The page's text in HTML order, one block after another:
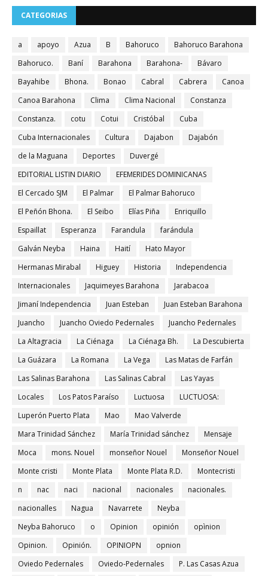
CATEGORIAS
a apoyo Azua B Bahoruco
Bahoruco Barahona
Bahoruco.
Baní Barahona Barahona-
Bávaro
Bayahibe
Bhona. Bonao Cabral Cabrera
Canoa
Canoa Barahona
Clima Clima Nacional
Constanza
Constanza.
cotu Cotui Cristóbal
Cuba
Cuba Internacionales
Cultura Dajabon
Dajabón
de la Maguana
Deportes
Duvergé
EDITORIAL LISTIN DIARIO
EFEMERIDES DOMINICANAS
El Cercado SJM
El Palmar
El Palmar Bahoruco
El Peñón Bhona.
El Seibo Elías Piña
Enriquillo
Espaillat
Esperanza Farandula
farándula
Galván Neyba
Haina Haití
Hato Mayor
Hermanas Mirabal
Higuey Historia
Independencia
Internacionales
Jaquimeyes Barahona
Jarabacoa
Jimaní Independencia
Juan Esteban
Juan Esteban Barahona
Juancho
Juancho Oviedo Pedernales
Juancho Pedernales
La Altagracia
La Ciénaga La Ciénaga Bh.
La Descubierta
La Guázara
La Romana La Vega
Las Matas de Farfán
Las Salinas Barahona
Las Salinas Cabral
Las Yayas
Locales
Los Patos Paraíso Luctuosa
LUCTUOSA:
Luperón Puerto Plata
Mao
Mao Valverde
Mara Trinidad Sánchez
María Trinidad sánchez
Mensaje
Moca
mons. Nouel monseñor Nouel
Monseñor Nouel
Monte cristi
Monte Plata Monte Plata R.D.
Montecristi
n
nac naci nacional nacionales
nacionales.
nacionalles
Nagua Navarrete
Neyba
Neyba Bahoruco
o Opinion opinión
opìnion
Opinion.
Opinión. OPINIOPN
opnion
Oviedo Pedernales
Oviedo-Pedernales
P. Las Casas Azua